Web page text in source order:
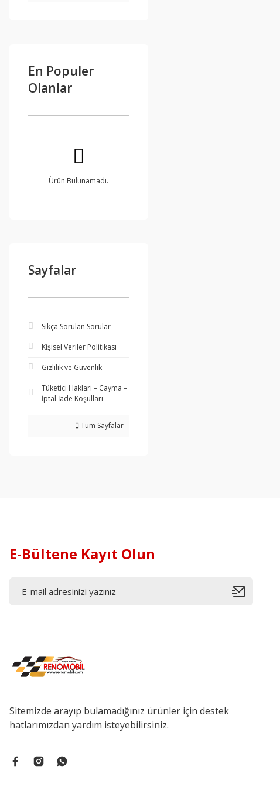
En Populer
Olanlar
Ürün Bulunamadı.
Sayfalar
Sıkça Sorulan Sorular
Kişisel Veriler Politikası
Gizlilik ve Güvenlik
Tüketici Haklari – Cayma –
İptal İade Koşullari
Tüm Sayfalar
E-Bültene Kayıt Olun
Sitemizde arayıp bulamadığınız ürünler için destek
hatlarımızdan yardım isteyebilirsiniz.